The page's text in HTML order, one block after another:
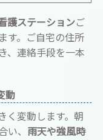
護ステーションご
す。ご自宅の住所
、連絡手段を一本
動
く変動します。朝
い、 雨天や強風時